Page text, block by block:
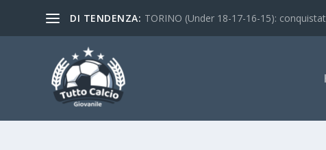
DI TENDENZA: TORINO (Under 18-17-16-15):